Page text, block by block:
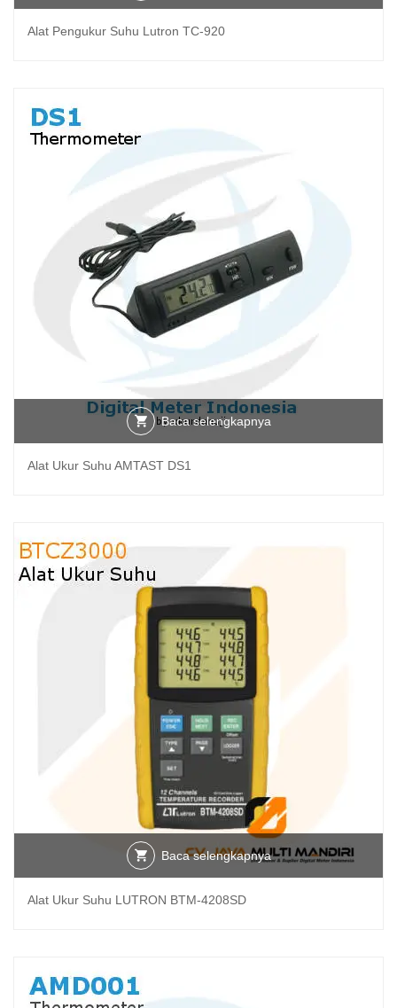
Alat Pengukur Suhu Lutron TC-920
Baca selengkapnya
Alat Ukur Suhu AMTAST DS1
Baca selengkapnya
Alat Ukur Suhu LUTRON BTM-4208SD